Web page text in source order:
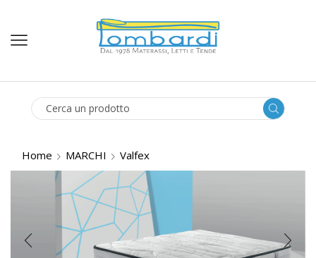
Home MARCHI Valfex